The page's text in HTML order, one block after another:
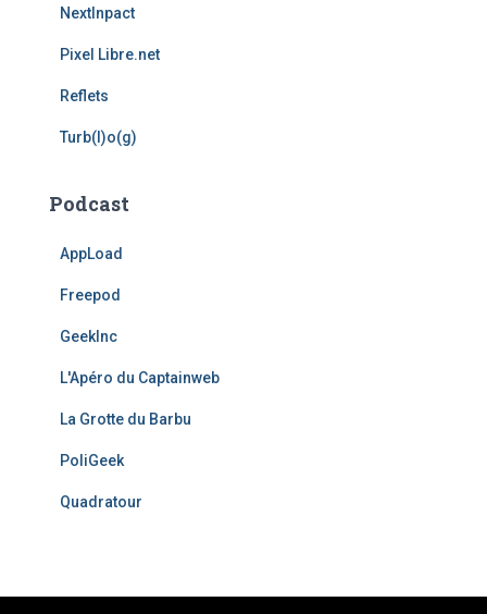
NextInpact
Pixel Libre.net
Reflets
Turb(l)o(g)
Podcast
AppLoad
Freepod
GeekInc
L'Apéro du Captainweb
La Grotte du Barbu
PoliGeek
Quadratour